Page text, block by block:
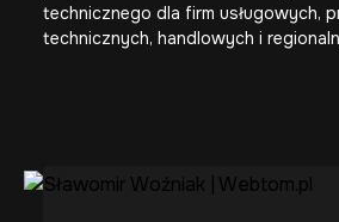
technicznego dla firm usługowych,
technicznych, handlowych i